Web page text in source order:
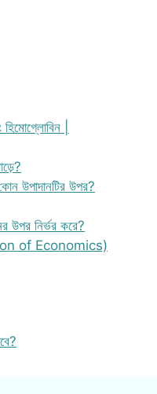
|
উপাদানটির উপর?
উপর নির্ভর করে?
of Economics)